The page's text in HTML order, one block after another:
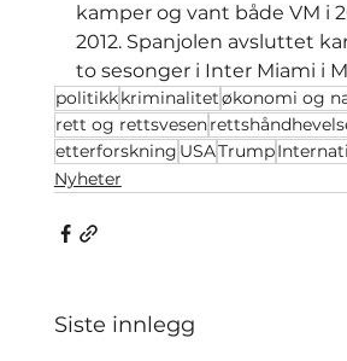
kamper og vant både VM i
2012. Spanjolen avsluttet
to sesonger i Inter Miami i
politikkkriminalitetøkonomi og
rett og rettsvesen
etterforskning USATrump
Nyheter
Siste innlegg